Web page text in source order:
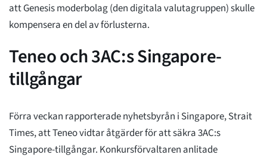
att Genesis moderbolag (den digitala valutagruppen) skulle
kompensera en del av förlusterna.
Teneo och 3AC:s Singapore-
tillgångar
Förra veckan rapporterade nyhetsbyrån i Singapore, Strait
Times, att Teneo vidtar åtgärder för att säkra 3AC:s
Singapore-tillgångar. Konkursförvaltaren anlitade